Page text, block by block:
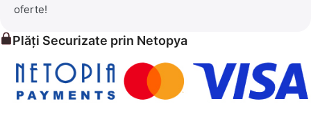
oferte!
Plăți Securizate prin Netopya